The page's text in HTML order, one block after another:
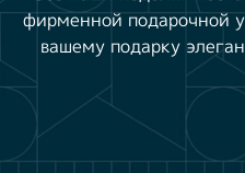
фирменной подарочной
вашему подарку